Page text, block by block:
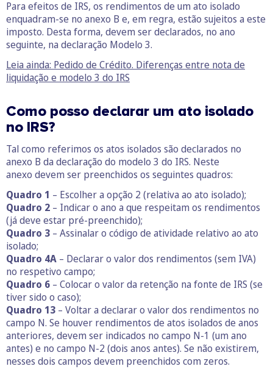
Para efeitos de IRS, os rendimentos de um ato isolado
enquadram-se no anexo B e, em regra, estão sujeitos a este
imposto. Desta forma, devem ser declarados, no ano
seguinte, na declaração Modelo 3.
Leia ainda: Pedido de Crédito. Diferenças entre nota de
liquidação e modelo 3 do IRS
Como posso declarar um ato isolado
no IRS?
Tal como referimos os atos isolados são declarados no
anexo B da declaração do modelo 3 do IRS. Neste
anexo devem ser preenchidos os seguintes quadros:
Quadro 1 – Escolher a opção 2 (relativa ao ato isolado);
Quadro 2 – Indicar o ano a que respeitam os rendimentos
(já deve estar pré-preenchido);
Quadro 3 – Assinalar o código de atividade relativo ao ato
isolado;
Quadro 4A – Declarar o valor dos rendimentos (sem IVA)
no respetivo campo;
Quadro 6 – Colocar o valor da retenção na fonte de IRS (se
tiver sido o caso);
Quadro 13 – Voltar a declarar o valor dos rendimentos no
campo N. Se houver rendimentos de atos isolados de anos
anteriores, devem ser indicados no campo N-1 (um ano
antes) e no campo N-2 (dois anos antes). Se não existirem,
nesses dois campos devem preenchidos com zeros.